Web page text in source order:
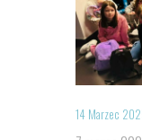
14 Marzec